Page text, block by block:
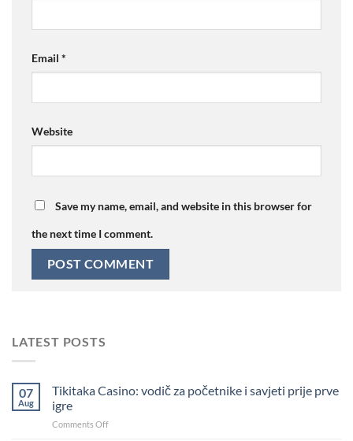
Email *
Website
Save my name, email, and website in this browser for
the next time I comment.
LATEST POSTS
07
Aug
Tikitaka Casino: vodič za početnike i savjeti prije prve
igre
Comments Offon